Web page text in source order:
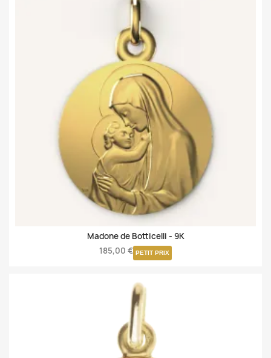
Madone de Botticelli - 9K
185,00 € PETIT PRIX